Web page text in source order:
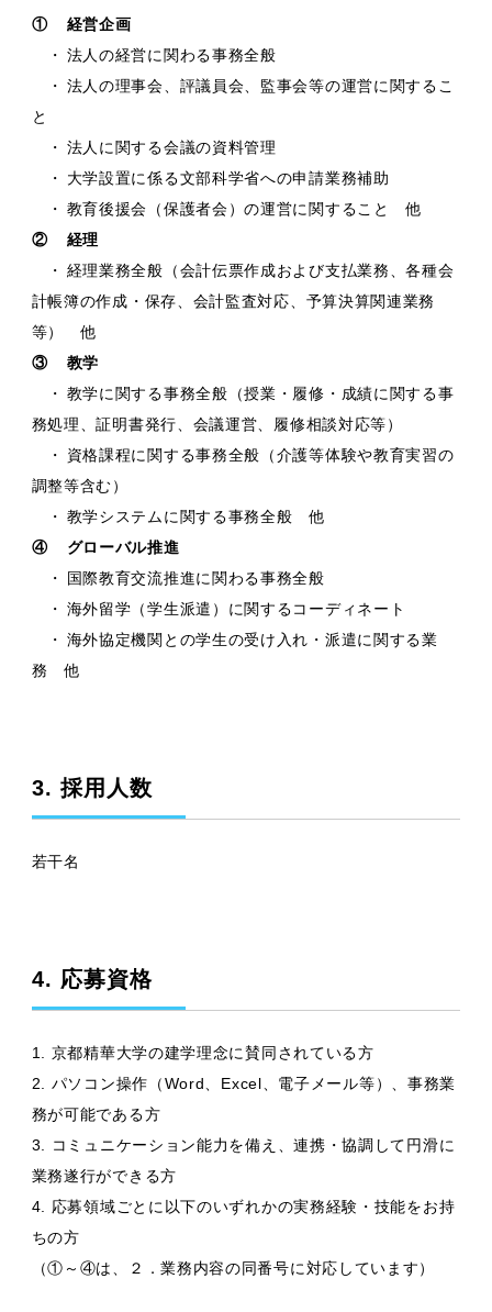
①
経営企画
・ 法人の経営に関わる事務全般
・ 法人の理事会、評議員会、監事会等の運営に関するこ
と
・ 法人に関する会議の資料管理
・
大学設置に係る文部科学省への申請業務補助
・ 教育後援会（保護者会）の運営に関すること 他
②
経理
・ 経理業務全般（会計伝票作成および支払業務、各種会
計帳簿の作成・保存、会計監査対応、予算決算関連業務
等） 他
③
教学
・ 教学に関する事務全般（授業・履修・成績に関する事
務処理、証明書発行、会議運営、履修相談対応等）
・
資格課程に関する事務全般（介護等体験や教育実習の
調整等含む）
・ 教学システムに関する事務全般 他
④
グローバル推進
・
国際教育交流推進に関わる事務全般
・ 海外留学（学生派遣）に関するコーディネート
・ 海外協定機関との学生の受け入れ・派遣に関する業
務 他
3. 採用人数
若干名
4. 応募資格
1. 京都精華大学の建学理念に賛同されている方
2. パソコン操作（Word、Excel、電子メール等）、事務業
務が可能である方
3. コミュニケーション能力を備え、連携・協調して円滑に
業務遂行ができる方
4. 応募領域ごとに以下のいずれかの実務経験・技能をお持
ちの方
（①～④は、２．業務内容の同番号に対応しています）